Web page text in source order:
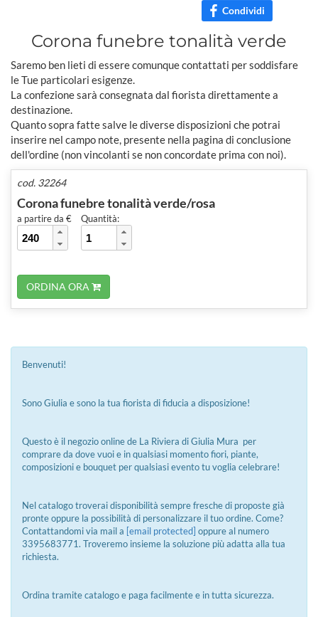
Condividi
Corona funebre tonalità verde
Saremo ben lieti di essere comunque contattati per soddisfare
le Tue particolari esigenze.
La confezione sarà consegnata dal fiorista direttamente a
destinazione.
Quanto sopra fatte salve le diverse disposizioni che potrai
inserire nel campo note, presente nella pagina di conclusione
dell'ordine (non vincolanti se non concordate prima con noi).
cod. 32264
Corona funebre tonalità verde/rosa
a partire da € Quantità:
ORDINA ORA
Benvenuti!
Sono Giulia e sono la tua fiorista di fiducia a disposizione!
Questo è il negozio online de La Riviera di Giulia Mura per
comprare da dove vuoi e in qualsiasi momento fiori, piante,
composizioni e bouquet per qualsiasi evento tu voglia celebrare!
Nel catalogo troverai disponibilità sempre fresche di proposte già
pronte oppure la possibilità di personalizzare il tuo ordine. Come?
Contattandomi via mail a [email protected] oppure al numero
3395683771. Troveremo insieme la soluzione più adatta alla tua
richiesta.
Ordina tramite catalogo e paga facilmente e in tutta sicurezza.